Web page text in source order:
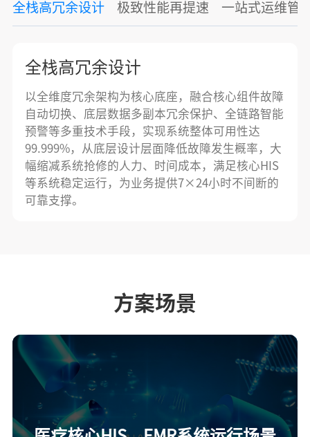
全栈高冗余设计 极致性能再提速 一站式运维管
全栈高冗余设计
以全维度冗余架构为核心底座，融合核心组件故障
自动切换、底层数据多副本冗余保护、全链路智能
预警等多重技术手段，实现系统整体可用性达
99.999%，从底层设计层面降低故障发生概率，大
幅缩减系统抢修的人力、时间成本，满足核心HIS
等系统稳定运行，为业务提供7×24小时不间断的
可靠支撑。
方案场景